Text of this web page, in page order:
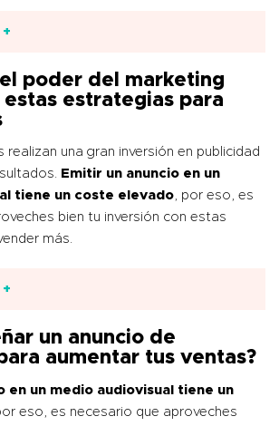
poder del marketing
estrategias para
realizan una gran inversión en publicidad
Emitir un anuncio en un
tiene un coste elevado, por eso, es
bien tu inversión con estas
más.
un anuncio de
aumentar tus ventas?
en un medio audiovisual tiene un
eso, es necesario que aproveches